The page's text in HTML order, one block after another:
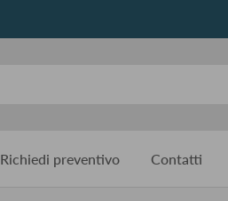
Richiedi preventivo Contatti